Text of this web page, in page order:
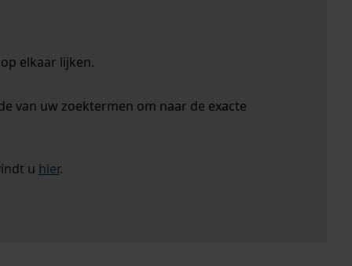
elkaar lijken.
van uw zoektermen om naar de exacte
u hier.